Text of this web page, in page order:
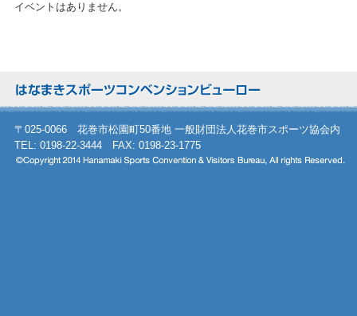
イベントはありません。
〒025-0066 花巻市松園町50番地 一般財団法人花巻市スポーツ協会内
TEL: 0198-22-3444 FAX: 0198-23-1775